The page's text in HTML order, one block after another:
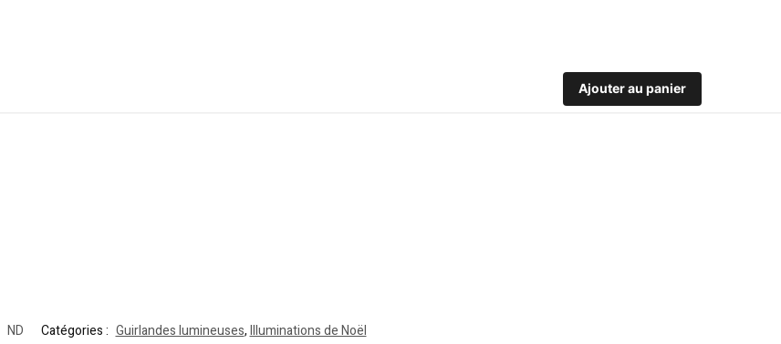
Ajouter au panier
ND Catégories : Guirlandes lumineuses,Illuminations de Noël